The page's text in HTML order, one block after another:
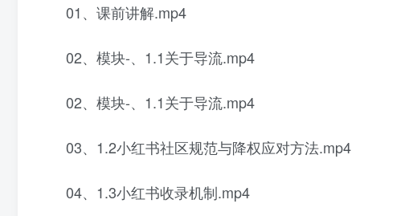
01、课前讲解.mp4
02、模块-、1.1关于导流.mp4
02、模块-、1.1关于导流.mp4
03、1.2小红书社区规范与降权应对方法.mp4
04、1.3小红书收录机制.mp4